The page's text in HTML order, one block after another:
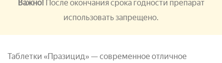
Важно! После окончания срока годности препарат
использовать запрещено.
Таблетки «Празицид» — современное отличное